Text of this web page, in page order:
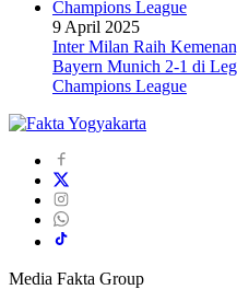
9 April 2025
Inter Milan Raih
Bayern Munich 2-1 di
Champions League
Media Fakta Group